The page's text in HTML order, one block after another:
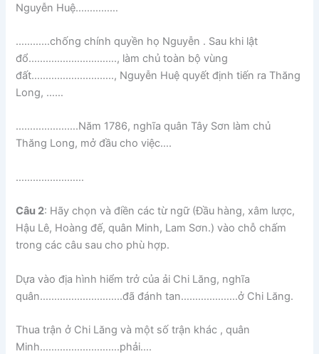
Nguyễn Huệ……………
…………chống chính quyền họ Nguyễn . Sau khi lật
đổ…………………………., làm chủ toàn bộ vùng
đất……………………….., Nguyễn Huệ quyết định tiến ra Thăng
Long, ……
………………….Năm 1786, nghĩa quân Tây Sơn làm chủ
Thăng Long, mở đầu cho việc….
……………………
Câu 2: Hãy chọn và điền các từ ngữ (Đầu hàng, xâm lược,
Hậu Lê, Hoàng đế, quân Minh, Lam Sơn.) vào chỗ chấm
trong các câu sau cho phù hợp.
Dựa vào địa hình hiểm trở của ải Chi Lăng, nghĩa
quân………………………..đã đánh tan………………..ở Chi Lăng.
Thua trận ở Chi Lăng và một số trận khác , quân
Minh……………………….phải….